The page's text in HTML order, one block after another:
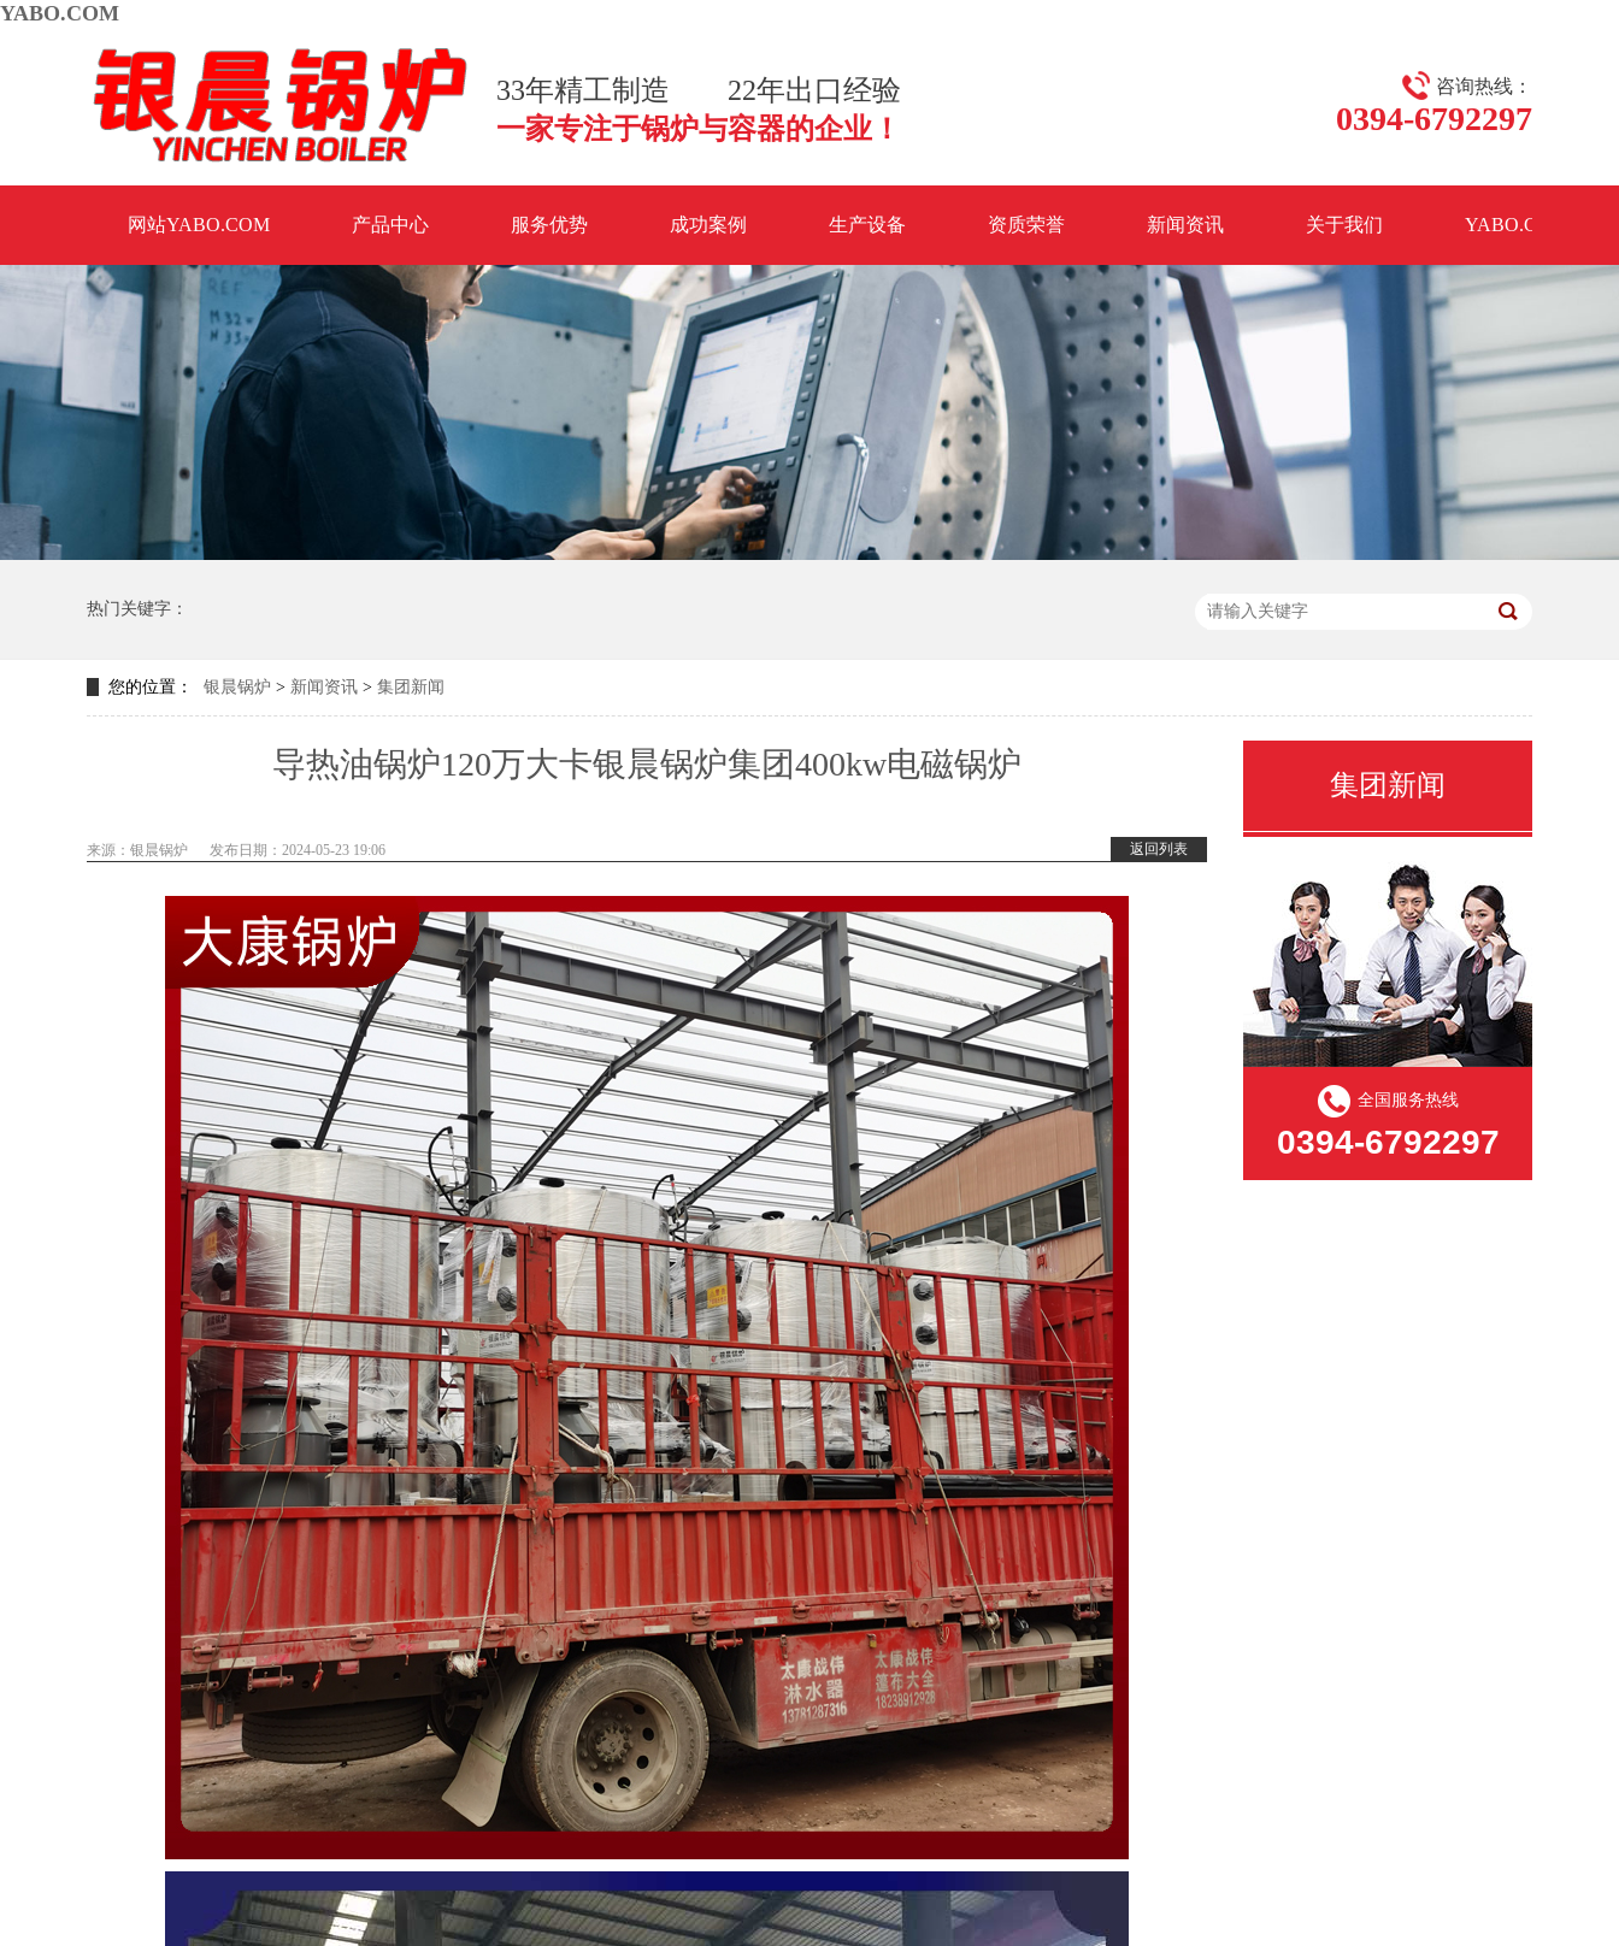
YABO.COM
咨询热线：
0394-6792297
33年精工制造 22年出口经验
一家专注于锅炉与容器的企业！
网站YABO.COM 产品中心 服务优势 成功案例 生产设备 资质荣誉 新闻资讯 关于我们 YABO.COM
热门关键字：
您的位置： 银晨锅炉 > 新闻资讯 > 集团新闻
导热油锅炉120万大卡银晨锅炉集团400kw电磁锅炉
返回列表
来源：银晨锅炉 发布日期：2024-05-23 19:06
集团新闻
全国服务热线
0394-6792297